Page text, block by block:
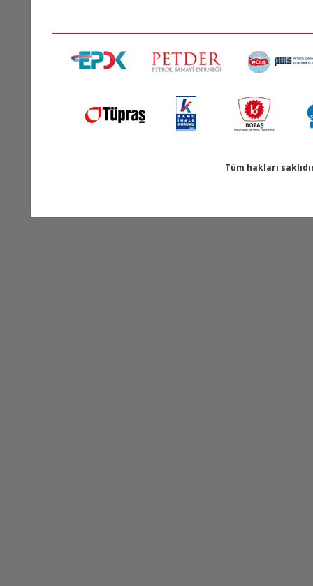
Tüm hakları